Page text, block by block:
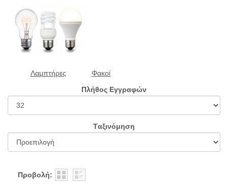
Λαμπτήρες
Φακοί
Πλήθος Εγγραφών
Tαξινόμηση
Προβολή: